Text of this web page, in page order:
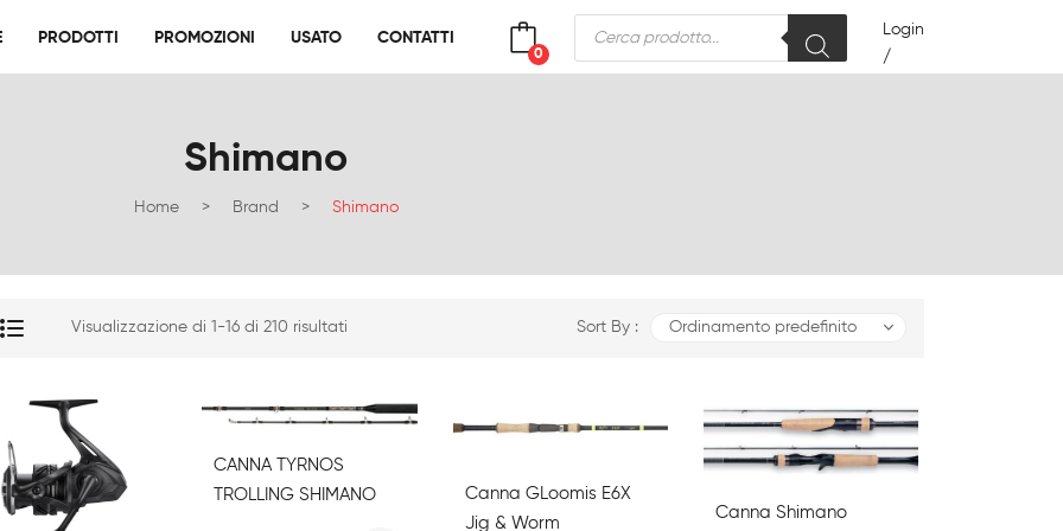
PRODOTTI PROMOZIONI USATO CONTATTI
0
Products
search
Login
/
Shimano
Home > Brand > Shimano
Visualizzazione di 1-16 di 210 risultati Sort By : Ordinamento predefinito
CANNA TYRNOS
TROLLING SHIMANO
Canna GLoomis E6X
Jig & Worm
Canna Shimano